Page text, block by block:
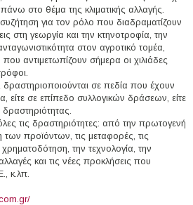
στο θέμα της κλιματικής αλλαγής.
για τον ρόλο που διαδραματίζουν
στη γεωργία και την κτηνοτροφία, την
στον αγροτικό τομέα,
αντιμετωπίζουν σήμερα οι χιλιάδες
σε πεδία που έχουν
είτε σε επίπεδο συλλογικών δράσεων, είτε
δραστηριότητας.
τις δραστηριότητες: από την πρωτογενή
προϊόντων, τις μεταφορές, τις
την τεχνολογία, την
και τις νέες προκλήσεις που
κ.λπ.